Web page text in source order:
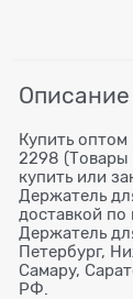
Описание
Купить
2298 (Товары
купить или
Держатель
доставкой
Держатель
Петербург,
Самару,
РФ.